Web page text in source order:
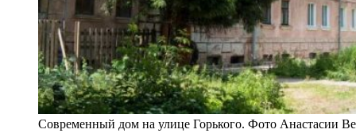
Современный дом на улице Горького. Фото Анастасии